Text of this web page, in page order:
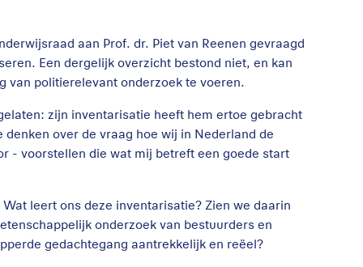
aan Prof. dr. Piet van Reenen gevraagd
Een dergelijk overzicht bestond niet, en kan
van politierelevant onderzoek te voeren.
zijn inventarisatie heeft hem ertoe gebracht
over de vraag hoe wij in Nederland de
- voorstellen die wat mij betreft een goede start
leert ons deze inventarisatie? Zien we daarin
onderzoek van bestuurders en
gedachtegang aantrekkelijk en reëel?